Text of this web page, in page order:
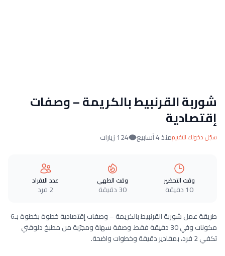
شوربة القرنبيط بالكريمة – وصفات
إقتصادية
سجّل دخولك للتقييممنذ 4 أسابيع 124 زيارات
وقت التحضير
10 دقيقة
وقت الطهي
30 دقيقة
عدد الافراد
2 فرد
طريقة عمل شوربة القرنبيط بالكريمة – وصفات إقتصادية خطوة بخطوة بـ6
مكونات وفي 30 دقيقة فقط. وصفة سهلة ومجرّبة من مطبخ دلوقتي
تكفي 2 فرد، بمقادير دقيقة وخطوات واضحة.